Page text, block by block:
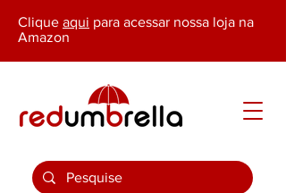
Clique aqui para acessar nossa loja na
Amazon